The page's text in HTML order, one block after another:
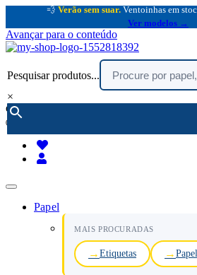
💨 Verão sem suar. Ventoinhas em
Ver modelos →
Avançar para o conteúdo
Pesquisar produtos...
×
encomendar por telefone :
(chamada rede fixa nacional)
Papel
MAIS PROCURADAS
Etiquetas